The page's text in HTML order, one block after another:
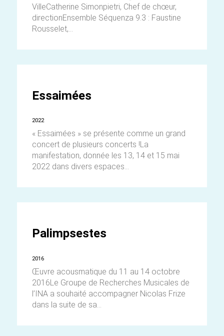
VilleCatherine Simonpietri, Chef de chœur,
directionEnsemble Séquenza 9.3 : Faustine
Rousselet,...
Essaimées
2022
« Essaimées » se présente comme un grand
concert de plusieurs concerts !La
manifestation, donnée les 13, 14 et 15 mai
2022 dans divers espaces...
Palimpsestes
2016
Œuvre acousmatique du 11 au 14 octobre
2016Le Groupe de Recherches Musicales de
l’INA a souhaité accompagner Nicolas Frize
dans la suite de sa...